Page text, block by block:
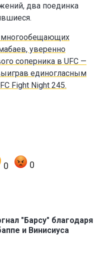
два поединка
многообещающих
уверенно
соперника в UFC —
единогласным
Fight Night 245.
0 0
"Барсу" благодаря
и Винисиуса